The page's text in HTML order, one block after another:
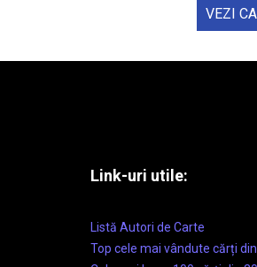
VEZI
Link-uri utile:
Listă Autori de Carte
Top cele mai vândute cărți